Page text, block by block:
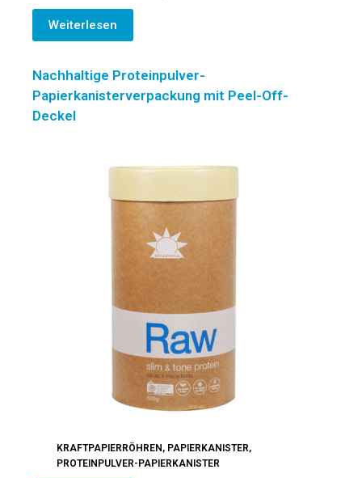
Weiterlesen
Nachhaltige Proteinpulver-
Papierkanisterverpackung mit Peel-Off-
Deckel
KRAFTPAPIERRÖHREN , PAPIERKANISTER,
PROTEINPULVER-PAPIERKANISTER